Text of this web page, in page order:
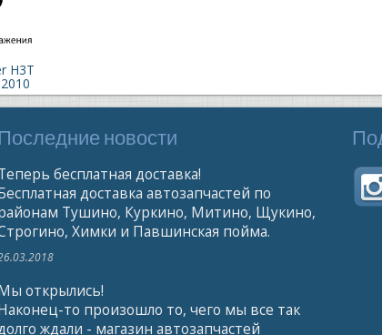
H3T
Последние новости
бесплатная доставка!
доставка автозапчастей по
Тушино, Куркино, Митино, Щукино,
Химки и Павшинская пойма.
открылись!
то произошло то, чего мы все так
ждали - магазин автозапчастей